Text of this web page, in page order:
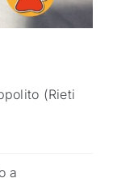
(Rieti
a